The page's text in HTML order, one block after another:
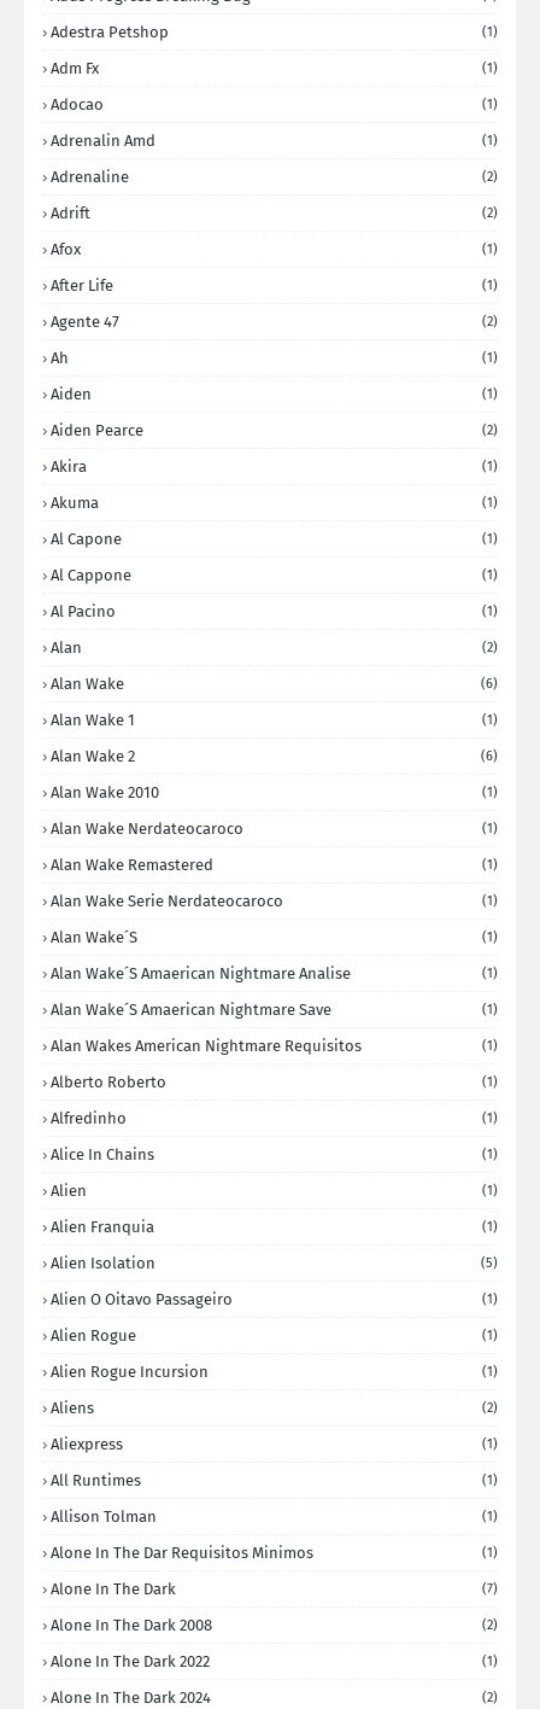
Adestra Petshop (1)
Adm Fx (1)
Adocao (1)
Adrenalin Amd (1)
Adrenaline (2)
Adrift (2)
Afox (1)
After Life (1)
Agente 47 (2)
Ah (1)
Aiden (1)
Aiden Pearce (2)
Akira (1)
Akuma (1)
Al Capone (1)
Al Cappone (1)
Al Pacino (1)
Alan (2)
Alan Wake (6)
Alan Wake 1 (1)
Alan Wake 2 (6)
Alan Wake 2010 (1)
Alan Wake Nerdateocaroco (1)
Alan Wake Remastered (1)
Alan Wake Serie Nerdateocaroco (1)
Alan Wake´s (1)
Alan Wake´s Amaerican Nightmare Analise (1)
Alan Wake´s Amaerican Nightmare Save (1)
Alan Wakes American Nightmare Requisitos (1)
Alberto Roberto (1)
Alfredinho (1)
Alice In Chains (1)
Alien (1)
Alien Franquia (1)
Alien Isolation (5)
Alien O Oitavo Passageiro (1)
Alien Rogue (1)
Alien Rogue Incursion (1)
Aliens (2)
Aliexpress (1)
All Runtimes (1)
Allison Tolman (1)
Alone In The Dar Requisitos Minimos (1)
Alone In The Dark (7)
Alone In The Dark 2008 (2)
Alone In The Dark 2022 (1)
Alone In The Dark 2024 (2)